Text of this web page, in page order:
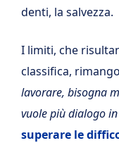
denti, la salvezza.
I limiti, che
classifica,
lavorare, bisogna
vuole più dialogo in
superare le